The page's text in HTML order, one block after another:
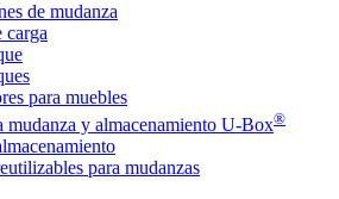
de mudanza
carga
para muebles
mudanza y almacenamiento U-Box®
para mudanzas